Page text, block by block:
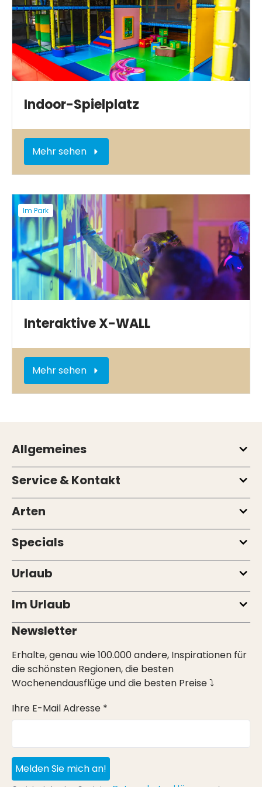
Indoor-Spielplatz
Mehr sehen
Im Park
Interaktive X-WALL
Mehr sehen
Allgemeines
Service & Kontakt
Arten
Specials
Urlaub
Im Urlaub
Newsletter
Erhalte, genau wie 100.000 andere, Inspirationen für
die schönsten Regionen, die besten
Wochenendausflüge und die besten Preise ⤵
Ihre E-Mail Adresse *
Melden Sie mich an!